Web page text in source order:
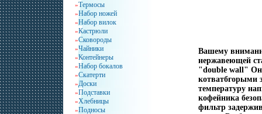
»Термосы
»Набор ножей
»Набор вилок
»Кастрюли
»Сковороды
»Чайники
»Контейнеры
»Набор бокалов
»Скатерти
»Доски
»Подставки
»Хлебницы
»Подносы
Вашему
нержавеющей
"double wall"
котватбгорыми
температуру
кофейника
фильтр